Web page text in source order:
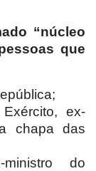
“núcleo
que
ex-
chapa das
do